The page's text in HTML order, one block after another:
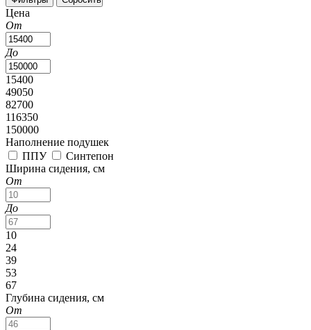
Цена
От
До
15400
49050
82700
116350
150000
Наполнение подушек
ППУ
Синтепон
Ширина сидения, см
От
До
10
24
39
53
67
Глубина сидения, см
От